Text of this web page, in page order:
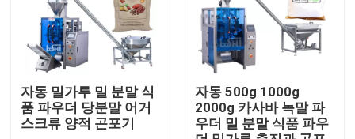
자동 밀가루 밀 분말 식
품 파우더 당분말 어거
스크류 양적 곤포기
자동 500g 1000g
2000g 카사바 녹말 파
우더 밀 분말 식품 파우